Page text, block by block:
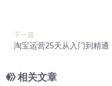
下一篇
淘宝运营25天从入门到精通
相关文章